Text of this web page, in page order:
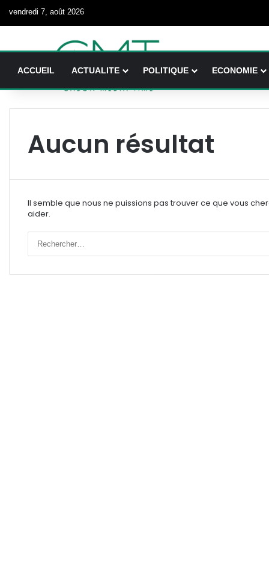
vendredi 7, août 2026
ACCUEIL ACTUALITE POLITIQUE ECONOMIE
Aucun résultat
Il semble que nous ne puissions pas trouver ce que vous
aider.